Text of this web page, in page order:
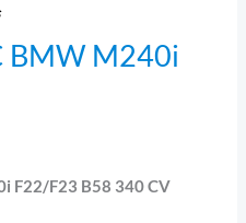
BMW M240i
F22/F23 B58 340 CV